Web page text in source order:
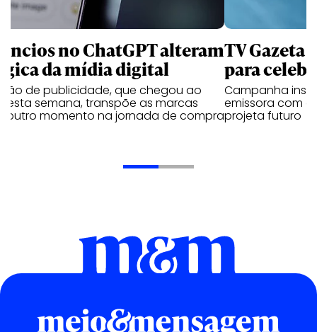
no ChatGPT alteram
da mídia digital
de publicidade, que chegou ao
esta semana, transpõe as marcas
outro momento na jornada de compra
TV Gazeta
para
Campanha
emissora com
projeta futuro